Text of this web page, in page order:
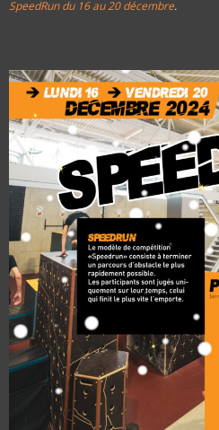
SpeedRun du 16 au 20 décembre.